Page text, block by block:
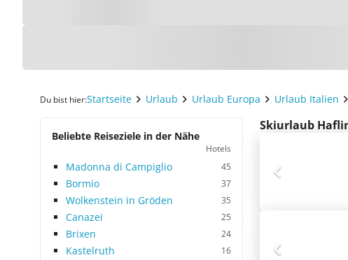
Du bist hier:Startseite Urlaub Urlaub Europa Urlaub Italien
Beliebte Reiseziele in der Nähe
Hotels
Madonna di Campiglio 45
Bormio 37
Wolkenstein in Gröden 35
Canazei 25
Brixen 24
Kastelruth 16
Skiurlaub